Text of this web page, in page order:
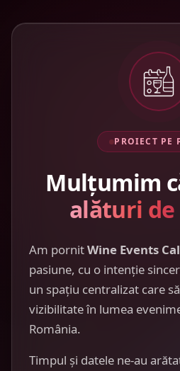
PROIECT PE
Mulțumim
alături de
Am pornitWine Events
pasiune, cu o intenție
un spațiu centralizat care
vizibilitate în lumea
România.
Timpul și datele ne-au